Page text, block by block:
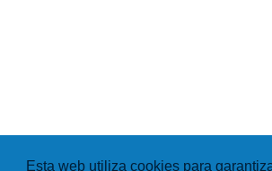
Esta web utiliza cookies para